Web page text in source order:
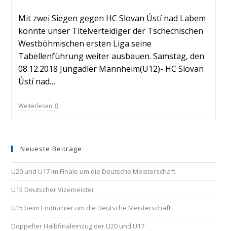
Mit zwei Siegen gegen HC Slovan Ústí nad Labem
konnte unser Titelverteidiger der Tschechischen
Westböhmischen ersten Liga seine
Tabellenführung weiter ausbauen. Samstag, den
08.12.2018 Jungadler Mannheim(U12)- HC Slovan
Ústí nad…
Weiterlesen
Neueste Beiträge
U20 und U17 im Finale um die Deutsche Meisterschaft
U15 Deutscher Vizemeister
U15 beim Endturnier um die Deutsche Meisterschaft
Doppelter Halbfinaleinzug der U20 und U17